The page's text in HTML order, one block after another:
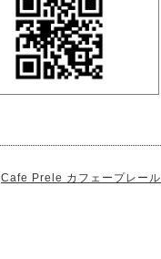
Cafe Prele カフェープレール